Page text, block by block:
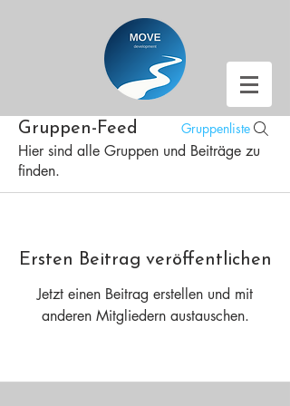
Gruppen-Feed Gruppenliste
Hier sind alle Gruppen und Beiträge zu
finden.
Ersten Beitrag veröffentlichen
Jetzt einen Beitrag erstellen und mit
anderen Mitgliedern austauschen.